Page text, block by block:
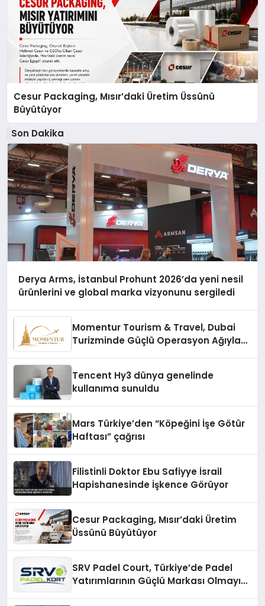
Cesur Packaging, Mısır’daki Üretim Üssünü
Büyütüyor
Son Dakika
Derya Arms, İstanbul Prohunt 2026’da yeni nesil
ürünlerini ve global marka vizyonunu sergiledi
Momentur Tourism & Travel, Dubai
Turizminde Güçlü Operasyon Ağıyla
Tencent Hy3 dünya genelinde
kullanıma sunuldu
Mars Türkiye’den “Köpeğini İşe Götür
Haftası” çağrısı
Filistinli Doktor Ebu Safiyye İsrail
Hapishanesinde İşkence Görüyor
Cesur Packaging, Mısır’daki Üretim
Üssünü Büyütüyor
SRV Padel Court, Türkiye’de Padel
Yatırımlarının Güçlü Markası Olmayı